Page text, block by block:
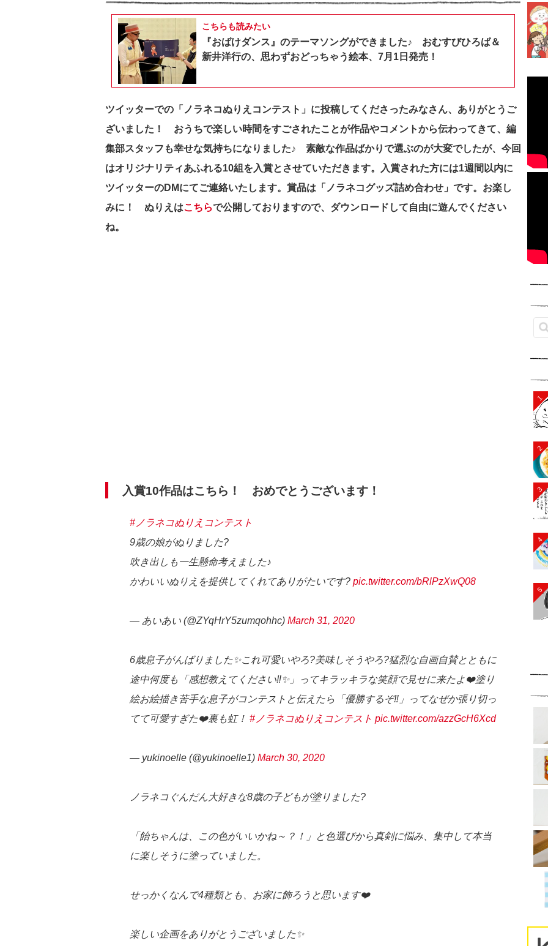
こちらも読みたい
『おばけダンス』のテーマソングができました♪ おむすびひろば＆
新井洋行の、思わずおどっちゃう絵本、7月1日発売！
ツイッターでの「ノラネコぬりえコンテスト」に投稿してくださったみなさん、ありがとうご
ざいました！ おうちで楽しい時間をすごされたことが作品やコメントから伝わってきて、編
集部スタッフも幸せな気持ちになりました♪ 素敵な作品ばかりで選ぶのが大変でしたが、今回
はオリジナリティあふれる10組を入賞とさせていただきます。入賞された方には1週間以内に
ツイッターのDMにてご連絡いたします。賞品は「ノラネコグッズ詰め合わせ」です。お楽し
みに！ ぬりえはこちらで公開しておりますので、ダウンロードして自由に遊んでください
ね。
入賞10作品はこちら！ おめでとうございます！
#ノラネコぬりえコンテスト
9歳の娘がぬりました?
吹き出しも一生懸命考えました♪
かわいいぬりえを提供してくれてありがたいです? pic.twitter.com/bRlPzXwQ08
— あいあい (@ZYqHrY5zumqohhc) March 31, 2020
6歳息子がんばりました✨これ可愛いやろ?美味しそうやろ?猛烈な自画自賛とともに
途中何度も「感想教えてください‼️✨」ってキラッキラな笑顔で見せに来たよ❤️塗り
絵お絵描き苦手な息子がコンテストと伝えたら「優勝するぞ‼️」ってなぜか張り切っ
てて可愛すぎた❤️裏も虹！ #ノラネコぬりえコンテスト pic.twitter.com/azzGcH6Xcd
— yukinoelle (@yukinoelle1) March 30, 2020
ノラネコぐんだん大好きな8歳の子どもが塗りました?
「飴ちゃんは、この色がいいかね～？！」と色選びから真剣に悩み、集中して本当
に楽しそうに塗っていました。
せっかくなんで4種類とも、お家に飾ろうと思います❤️
楽しい企画をありがとうございました✨
1
2
3
4
5